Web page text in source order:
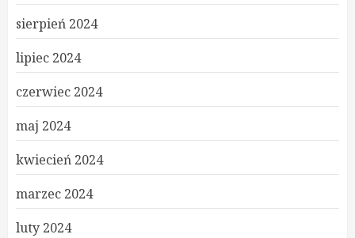
sierpień 2024
lipiec 2024
czerwiec 2024
maj 2024
kwiecień 2024
marzec 2024
luty 2024